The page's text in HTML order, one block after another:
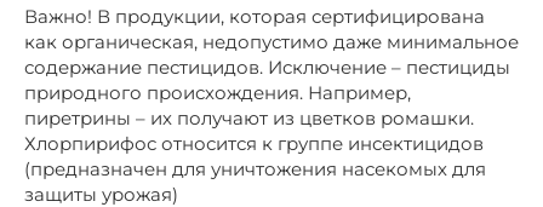
Важно! В продукции, которая сертифицирована
как органическая, недопустимо даже минимальное
содержание пестицидов. Исключение – пестициды
природного происхождения. Например,
пиретрины – их получают из цветков ромашки.
Хлорпирифос относится к группе инсектицидов
(предназначен для уничтожения насекомых для
защиты урожая)